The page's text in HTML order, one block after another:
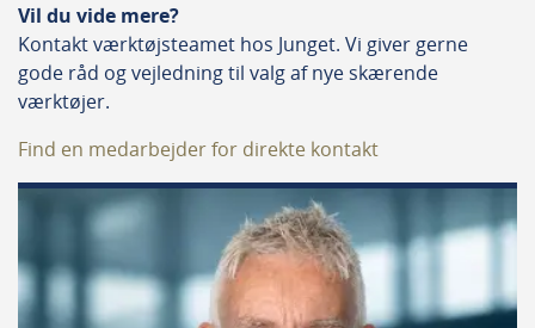
70 mm
Antal skær
Dia Coated
Vil du vide mere?
Kontakt værktøjsteamet hos Junget. Vi giver gerne
gode råd og vejledning til valg af nye skærende
værktøjer.
Find en medarbejder for direkte kontakt